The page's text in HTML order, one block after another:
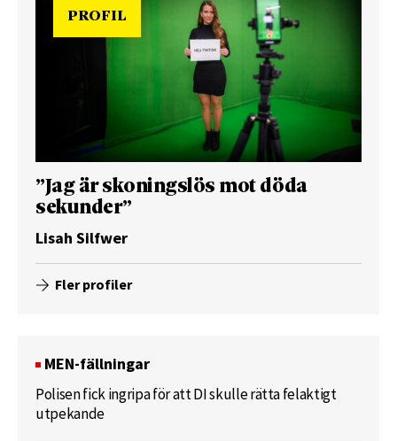
PROFIL
”Jag är skoningslös mot döda
sekunder”
Lisah Silfwer
Fler profiler
MEN-fällningar
Polisen fick ingripa för att DI skulle rätta felaktigt
utpekande